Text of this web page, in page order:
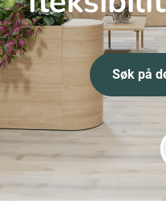
Søk på